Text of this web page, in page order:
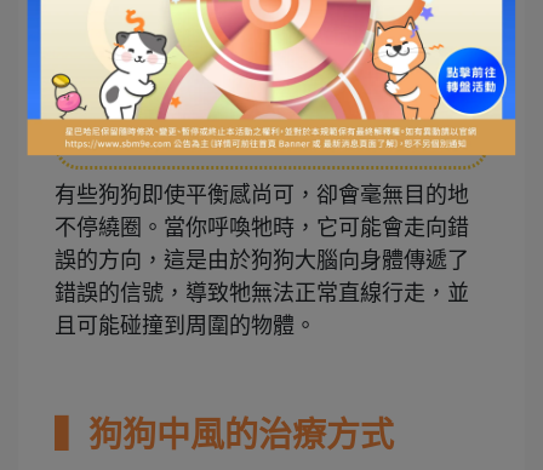
的意識喪失。你可以試著喚醒狗狗，如果無
法喚醒，應該立即就醫。
❹ 不斷繞圈
有些狗狗即使平衡感尚可，卻會毫無目的地
不停繞圈。當你呼喚牠時，它可能會走向錯
誤的方向，這是由於狗狗大腦向身體傳遞了
錯誤的信號，導致牠無法正常直線行走，並
且可能碰撞到周圍的物體。
▍狗狗中風的治療方式